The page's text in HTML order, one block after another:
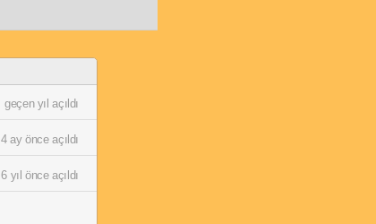
geçen yıl açıldı
4 ay önce açıldı
6 yıl önce açıldı